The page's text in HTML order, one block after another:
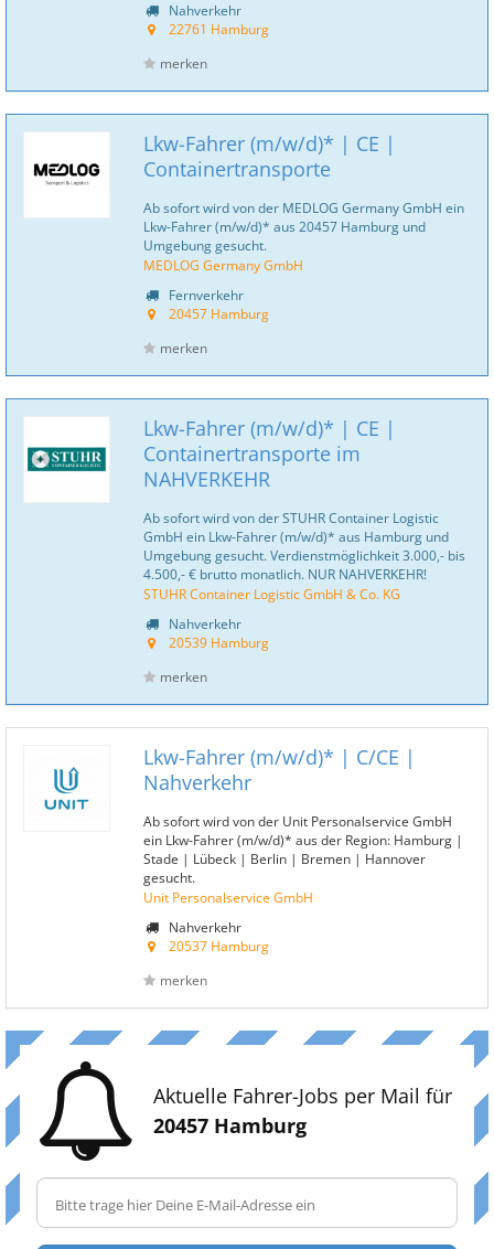
Nahverkehr
22761 Hamburg
merken
Lkw-Fahrer (m/w/d)* | CE |
Containertransporte
Ab sofort wird von der MEDLOG Germany GmbH ein
Lkw-Fahrer (m/w/d)* aus 20457 Hamburg und
Umgebung gesucht.
MEDLOG Germany GmbH
Fernverkehr
20457 Hamburg
merken
Lkw-Fahrer (m/w/d)* | CE |
Containertransporte im
NAHVERKEHR
Ab sofort wird von der STUHR Container Logistic
GmbH ein Lkw-Fahrer (m/w/d)* aus Hamburg und
Umgebung gesucht. Verdienstmöglichkeit 3.000,- bis
4.500,- € brutto monatlich. NUR NAHVERKEHR!
STUHR Container Logistic GmbH & Co. KG
Nahverkehr
20539 Hamburg
merken
Lkw-Fahrer (m/w/d)* | C/CE |
Nahverkehr
Ab sofort wird von der Unit Personalservice GmbH
ein Lkw-Fahrer (m/w/d)* aus der Region: Hamburg |
Stade | Lübeck | Berlin | Bremen | Hannover
gesucht.
Unit Personalservice GmbH
Nahverkehr
20537 Hamburg
merken
Aktuelle Fahrer-Jobs per Mail für
20457 Hamburg